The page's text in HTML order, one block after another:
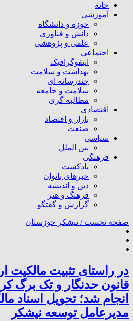
خانه
آموزشی
حوزه و دانشگاه
دانش و فناوری
علمی و پژوهشی
اجتماعی
اینفوگرافیک
بهداشت و سلامت
چندرسانه ای
سلامت و جامعه
مطالبه گری
اقتصادی
بازار و اقتصاد
صنعت
سیاسی
بین الملل
فرهنگی
پادکست
خبرهای بانوان
دین و اندیشه
فرهنگ و هنر
گزارش و گفتگو
صفحه نخست / نیشکر خوزستان
در راستای تثبیت مالکیت
قانون حدنگار و تک برگ
انجام شد؛ تحویل اسناد
مدیرعامل توسعه نیشکر